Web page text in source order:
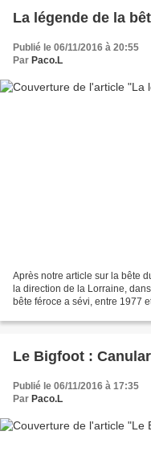
La légende de la
Publié le 06/11/2016 à 20:55
Par Paco.L
Après notre article sur la bête
la direction de la Lorraine,
bête féroce a sévi, entre 1977
Le Bigfoot :
Publié le 06/11/2016 à 17:35
Par Paco.L